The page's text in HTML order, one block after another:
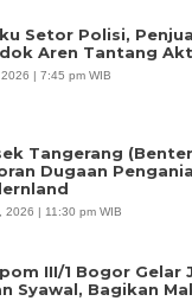
Setor Polisi,
Aren Tantang
| 7:45 pm WIB
Tangerang
Dugaan
2026 | 11:30 pm WIB
III/1 Bogor Gelar
Syawal, Bagikan